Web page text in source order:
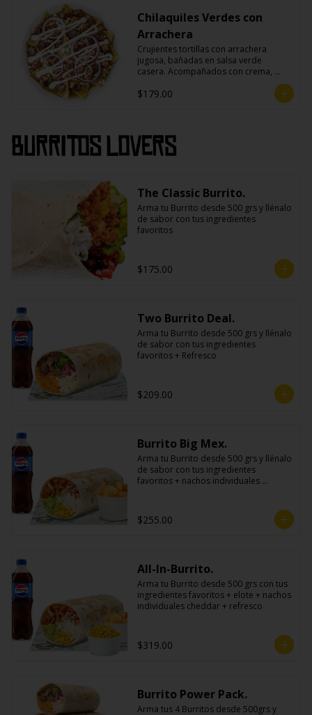
Chilaquiles Verdes con
Arrachera
Crujientes tortillas con arrachera
jugosa, bañadas en salsa verde
casera. Acompañados con crema,
$179.00
Burritos Lovers
The Classic Burrito.
Arma tu Burrito desde 500 grs y llénalo
de sabor con tus ingredientes
favoritos
$175.00
Two Burrito Deal.
Arma tu Burrito desde 500 grs y llénalo
de sabor con tus ingredientes
favoritos + Refresco
$209.00
Burrito Big Mex.
Arma tu Burrito desde 500 grs y llénalo
de sabor con tus ingredientes
favoritos + nachos individuales
$255.00
All-In-Burrito.
Arma tu Burrito desde 500 grs con tus
ingredientes favoritos + elote + nachos
individuales cheddar + refresco
$319.00
Burrito Power Pack.
Arma tus 4 Burritos desde 500grs y